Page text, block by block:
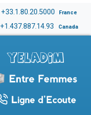
+33.1.80.20.5000 France
+1.437.887.14.93 Canada